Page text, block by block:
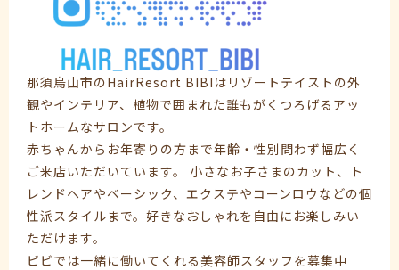
那須烏山市のHairResort BIBIはリゾートテイストの外
観やインテリア、植物で囲まれた誰もがくつろげるアッ
トホームなサロンです。
赤ちゃんからお年寄りの方まで年齢・性別問わず幅広く
ご来店いただいています。 小さなお子さまのカット、ト
レンドヘアやベーシック、エクステやコーンロウなどの個
性派スタイルまで。好きなおしゃれを自由にお楽しみい
ただけます。
ビビでは一緒に働いてくれる美容師スタッフを募集中